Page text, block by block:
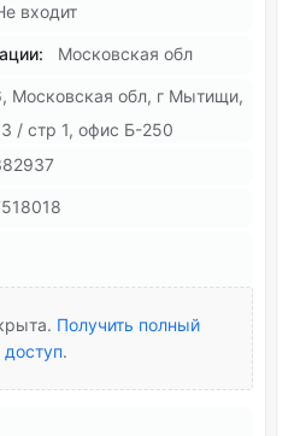
входит
Московская обл
Московская обл, г Мытищи,
/ стр 1, офис Б-250
Получить полный
доступ.